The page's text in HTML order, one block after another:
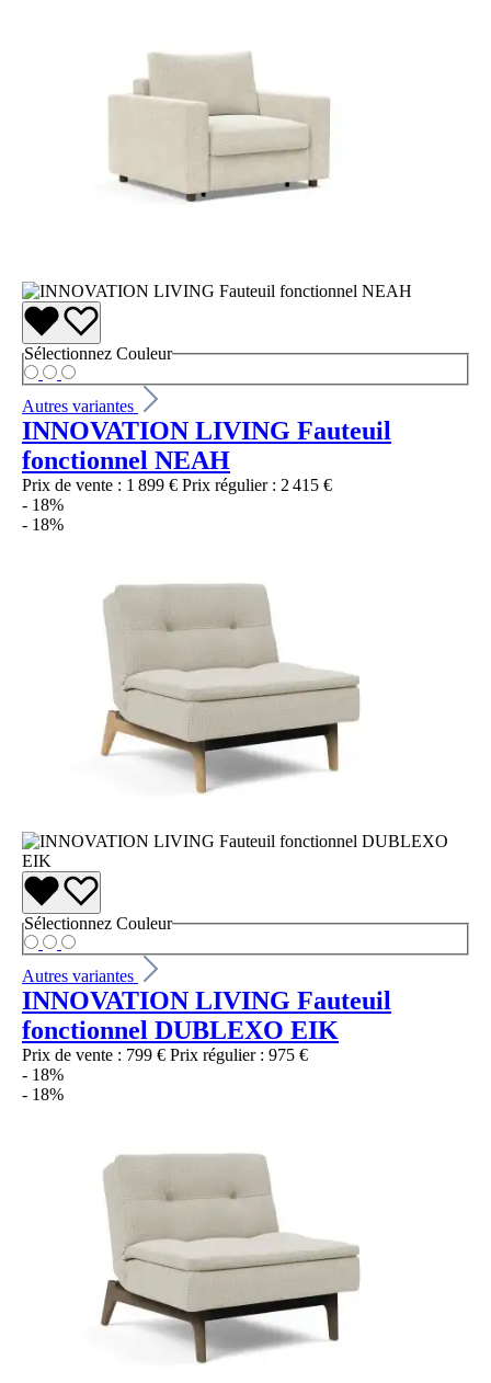
Sélectionnez Couleur
Autres variantes
INNOVATION LIVING Fauteuil
fonctionnel NEAH
Prix de vente : 1 899 € Prix régulier : 2 415 €
- 18%
- 18%
Sélectionnez Couleur
Autres variantes
INNOVATION LIVING Fauteuil
fonctionnel DUBLEXO EIK
Prix de vente : 799 € Prix régulier : 975 €
- 18%
- 18%